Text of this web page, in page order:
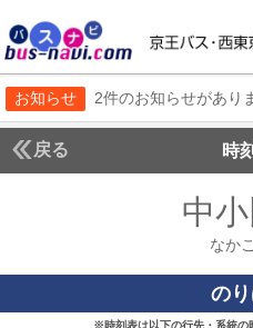
お知らせ 2件のお知らせがあり
戻る 時
中
なか
の
※時刻表は以下の行先・系統の